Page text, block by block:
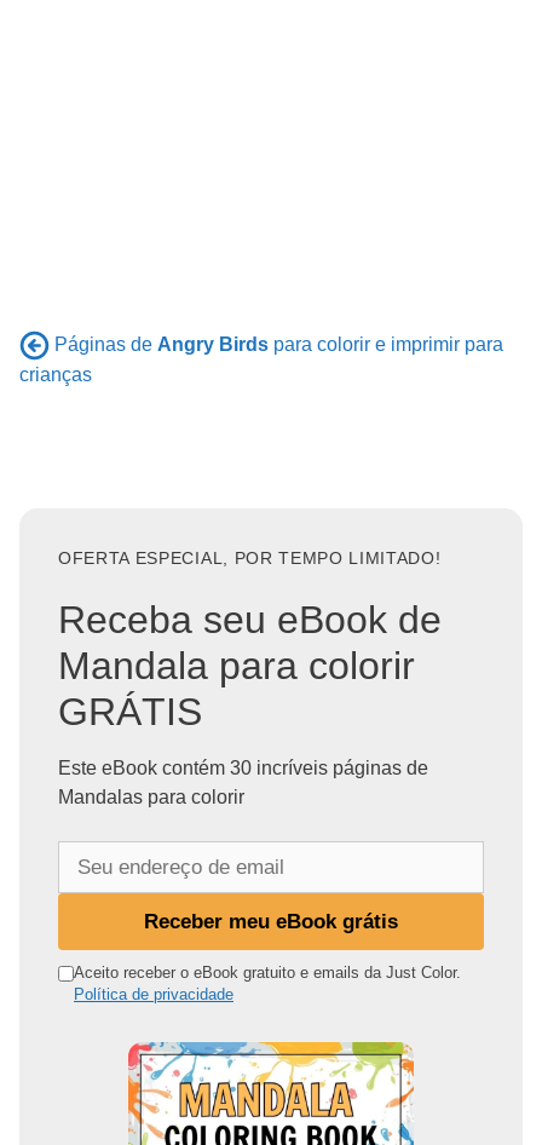
Páginas de Angry Birds para colorir e imprimir para
crianças
OFERTA ESPECIAL, POR TEMPO LIMITADO!
Receba seu eBook de
Mandala para colorir
GRÁTIS
Este eBook contém 30 incríveis páginas de
Mandalas para colorir
n
Receber meu eBook grátis
Aceito receber o eBook gratuito e emails da Just Color.
Política de privacidade